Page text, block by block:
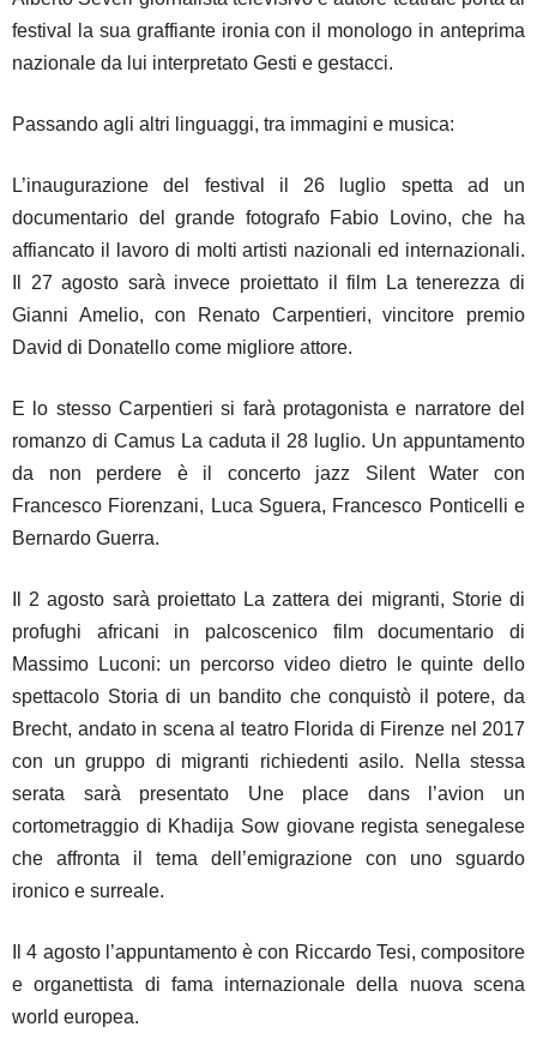
festival la sua graffiante ironia con il monologo in anteprima
nazionale da lui interpretato Gesti e gestacci.
Passando agli altri linguaggi, tra immagini e musica:
L’inaugurazione del festival il 26 luglio spetta ad un
documentario del grande fotografo Fabio Lovino, che ha
affiancato il lavoro di molti artisti nazionali ed internazionali.
Il 27 agosto sarà invece proiettato il film La tenerezza di
Gianni Amelio, con Renato Carpentieri, vincitore premio
David di Donatello come migliore attore.
E lo stesso Carpentieri si farà protagonista e narratore del
romanzo di Camus La caduta il 28 luglio. Un appuntamento
da non perdere è il concerto jazz Silent Water con
Francesco Fiorenzani, Luca Sguera, Francesco Ponticelli e
Bernardo Guerra.
Il 2 agosto sarà proiettato La zattera dei migranti, Storie di
profughi africani in palcoscenico film documentario di
Massimo Luconi: un percorso video dietro le quinte dello
spettacolo Storia di un bandito che conquistò il potere, da
Brecht, andato in scena al teatro Florida di Firenze nel 2017
con un gruppo di migranti richiedenti asilo. Nella stessa
serata sarà presentato Une place dans l’avion un
cortometraggio di Khadija Sow giovane regista senegalese
che affronta il tema dell’emigrazione con uno sguardo
ironico e surreale.
Il 4 agosto l’appuntamento è con Riccardo Tesi, compositore
e organettista di fama internazionale della nuova scena
world europea.